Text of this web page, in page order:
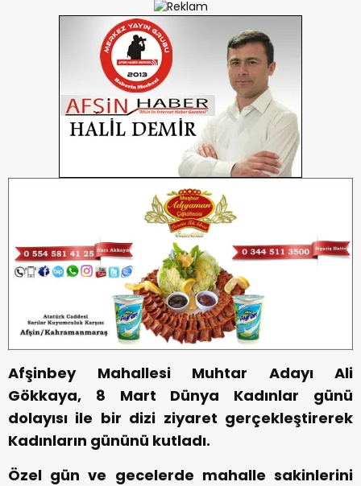
Afşinbey Mahallesi Muhtar Adayı Ali
Gökkaya, 8 Mart Dünya Kadınlar günü
dolayısı ile bir dizi ziyaret gerçekleştirerek
Kadınların gününü kutladı.
Özel gün ve gecelerde mahalle sakinlerini